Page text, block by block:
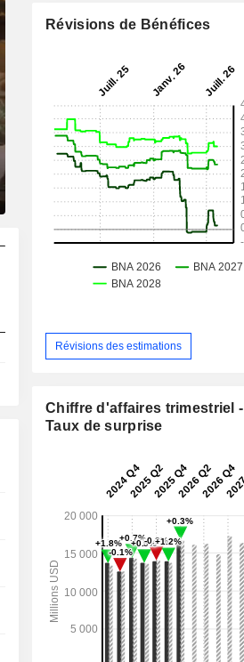
Révisions de Bénéfices
Révisions des estimations
Chiffre d'affaires trimestriel -
Taux de surprise